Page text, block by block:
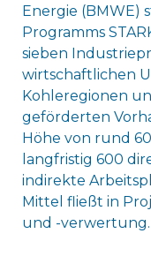
Energie (BMWE)
Programms
sieben
wirtschaftlichen
Kohleregionen
geförderten
Höhe von rund
langfristig 600
indirekte
Mittel fließt in
und -verwertung.